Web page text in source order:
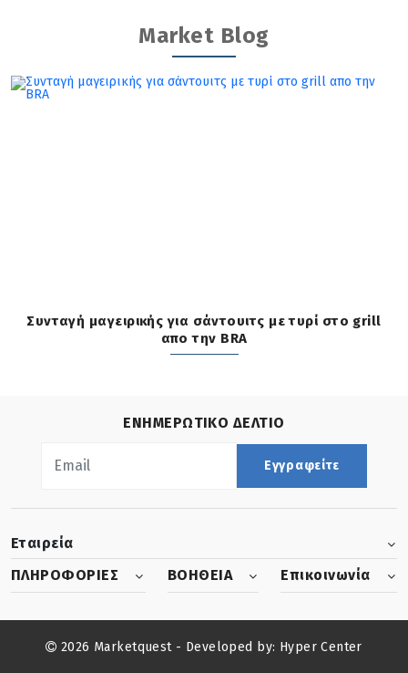
Market Blog
Συνταγή μαγειρικής για σάντουιτς με τυρί στο grill
απο την BRA
ΕΝΗΜΕΡΩΤΙΚΟ ΔΕΛΤΙΟ
Εγγραφείτε
Εταιρεία
ΠΛΗΡΟΦΟΡΙΕΣ
ΒΟΗΘΕΙΑ Επικοινωνία
2026 Marketquest - Developed by: Hyper Center